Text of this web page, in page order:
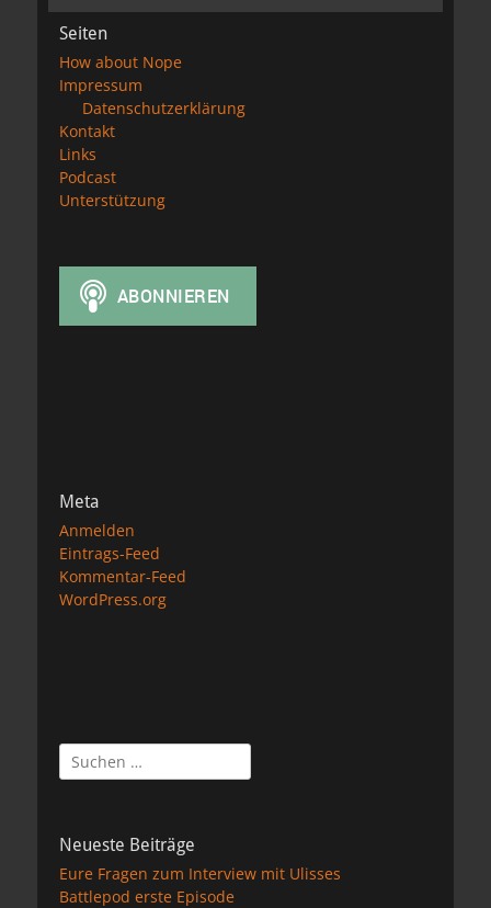
Seiten
How about Nope
Impressum
Datenschutzerklärung
Kontakt
Links
Podcast
Unterstützung
Meta
Anmelden
Eintrags-Feed
Kommentar-Feed
WordPress.org
Suchen
nach:
Neueste Beiträge
Eure Fragen zum Interview mit Ulisses
Battlepod erste Episode